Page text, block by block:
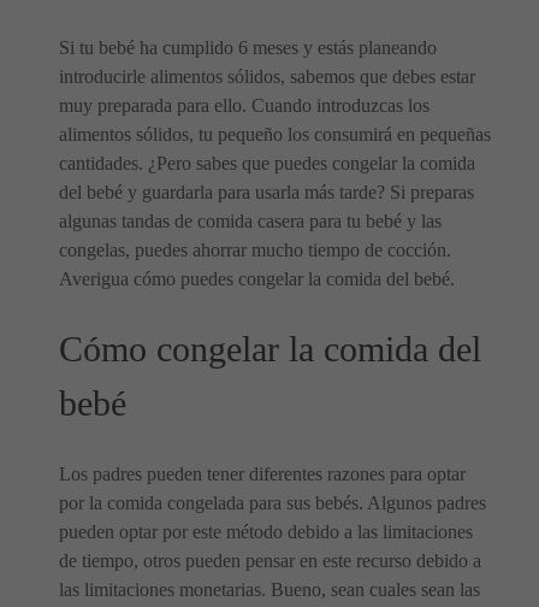
Si tu bebé ha cumplido 6 meses y estás planeando
introducirle alimentos sólidos, sabemos que debes estar
muy preparada para ello. Cuando introduzcas los
alimentos sólidos, tu pequeño los consumirá en pequeñas
cantidades. ¿Pero sabes que puedes congelar la comida
del bebé y guardarla para usarla más tarde? Si preparas
algunas tandas de comida casera para tu bebé y las
congelas, puedes ahorrar mucho tiempo de cocción.
Averigua cómo puedes congelar la comida del bebé.
Cómo congelar la comida del
bebé
Los padres pueden tener diferentes razones para optar
por la comida congelada para sus bebés. Algunos padres
pueden optar por este método debido a las limitaciones
de tiempo, otros pueden pensar en este recurso debido a
las limitaciones monetarias. Bueno, sean cuales sean las